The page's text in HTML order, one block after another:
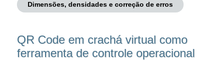
Dimensões, densidades e correção de erros
QR Code em crachá virtual como
ferramenta de controle operacional